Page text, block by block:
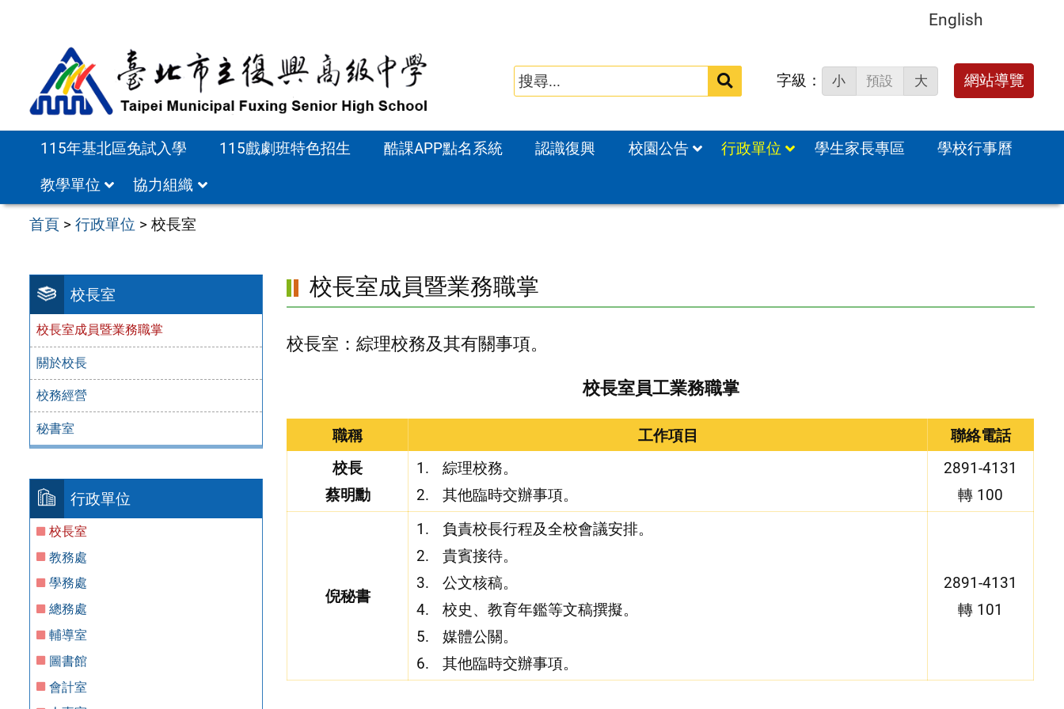
English
搜
字級： 小 預設 大 網站導覽
115年基北區免試入學 115戲劇班特色招生 酷課APP點名系統 認識復興 校園公告 行政單位 學生家長專區
學校行事曆
教學單位
協力組織
首頁 >行政單位 >校長室
校長室
校長室成員暨業務職掌
關於校長
校務經營
秘書室
行政單位
校長室
教務處
學務處
總務處
輔導室
圖書館
會計室
校長室成員暨業務職掌
校長室：綜理校務及其有關事項。
校長室員工業務職掌
職稱 工作項目
聯絡電話
校長
蔡明勳
綜理校務。
其他臨時交辦事項。
2891-4131
轉 100
倪秘書
負責校長行程及全校會議安排。
貴賓接待。
公文核稿。
校史、教育年鑑等文稿撰擬。
媒體公關。
其他臨時交辦事項。
2891-4131
轉 101